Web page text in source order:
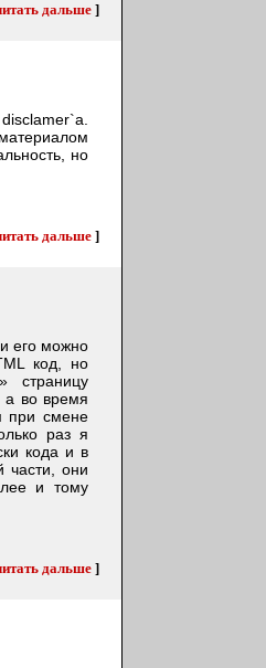
дальше ]
но
дальше ]
его можно
код, но
страницу
а во время
при смене
раз я
кода и в
части, они
и тому
дальше ]